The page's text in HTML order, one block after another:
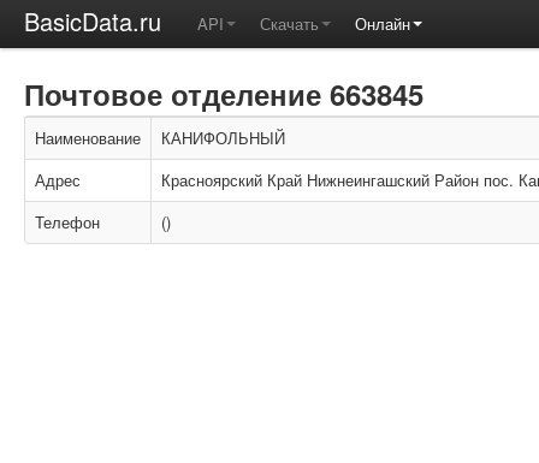
BasicData.ru API Скачать Онлайн
Почтовое отделение 663845
Наименование
КАНИФОЛЬНЫЙ
Адрес
Красноярский Край Нижнеингашский Район пос.
Телефон
()